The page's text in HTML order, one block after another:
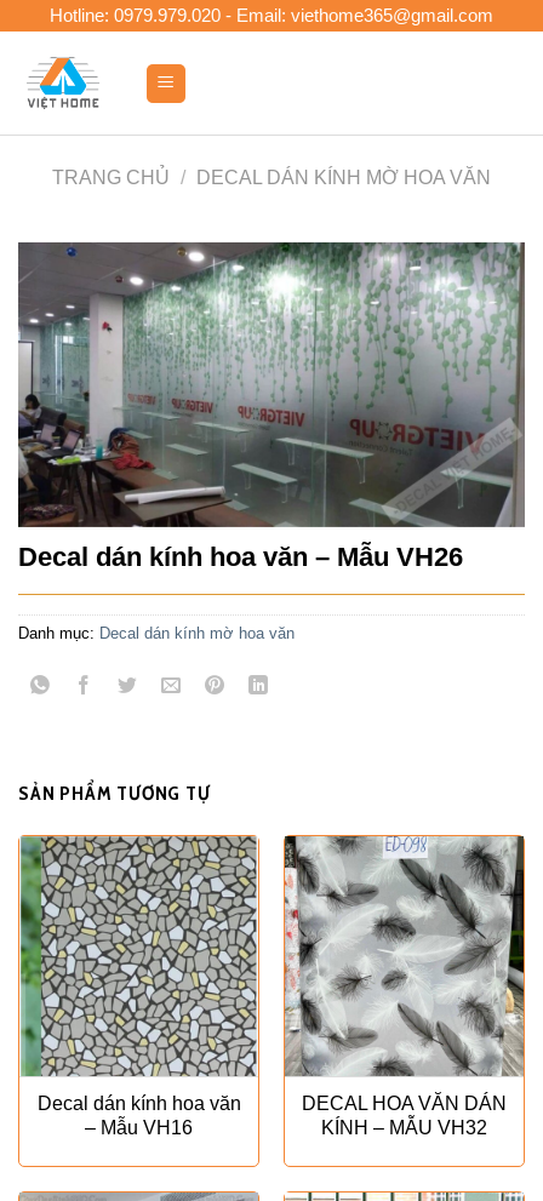
content
Hotline: 0979.979.020 - Email: viethome365@gmail.com
TRANG CHỦ / DECAL DÁN KÍNH MỜ HOA VĂN
Decal dán kính hoa văn – Mẫu VH26
Danh mục: Decal dán kính mờ hoa văn
SẢN PHẨM TƯƠNG TỰ
Decal dán kính hoa văn
– Mẫu VH16
DECAL HOA VĂN DÁN
KÍNH – MẪU VH32